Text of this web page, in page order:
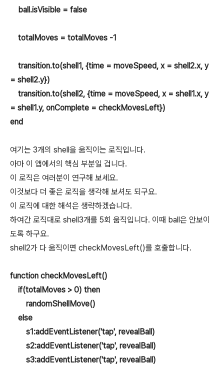
ball.isVisible = false
totalMoves = totalMoves -1
transition.to(shell1, {time = moveSpeed, x = shell2.x, y
= shell2.y})
transition.to(shell2, {time = moveSpeed, x = shell1.x, y
= shell1.y, onComplete = checkMovesLeft})
end
여기는 3개의 shell을 움직이는 로직입니다.
아마 이 앱에서의 핵심 부분일 겁니다.
이 로직은 여러분이 연구해 보세요.
이것보다 더 좋은 로직을 생각해 보셔도 되구요.
이 로직에 대한 해석은 생략하겠습니다.
하여간 로직대로 shell3개를 5회 움직입니다. 이때 ball은 안보이
도록 하구요.
shell2가 다 움직이면 checkMovesLeft()를 호출합니다.
function checkMovesLeft()
if(totalMoves > 0) then
randomShellMove()
else
s1:addEventListener('tap', revealBall)
s2:addEventListener('tap', revealBall)
s3:addEventListener('tap', revealBall)